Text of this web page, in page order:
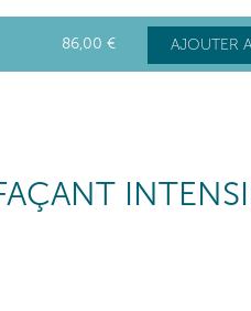
86,00 € AJOUTER